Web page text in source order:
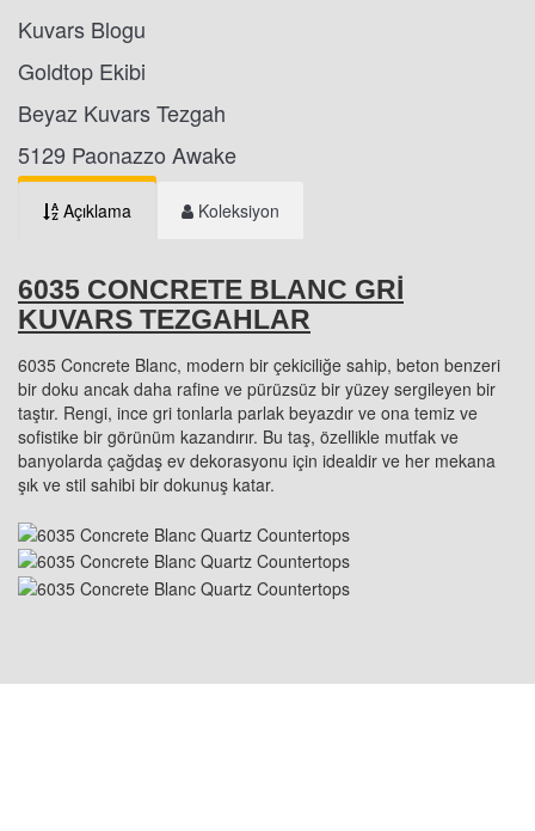
Kuvars Blogu
Goldtop Ekibi
Beyaz Kuvars Tezgah
5129 Paonazzo Awake
Açıklama Koleksiyon
6035 CONCRETE BLANC GRI
KUVARS TEZGAHLAR
6035 Concrete Blanc, modern bir çekiciliğe sahip, beton benzeri
bir doku ancak daha rafine ve pürüzsüz bir yüzey sergileyen bir
taştır. Rengi, ince gri tonlarla parlak beyazdır ve ona temiz ve
sofistike bir görünüm kazandırır. Bu taş, özellikle mutfak ve
banyolarda çağdaş ev dekorasyonu için idealdir ve her mekana
şık ve stil sahibi bir dokunuş katar.